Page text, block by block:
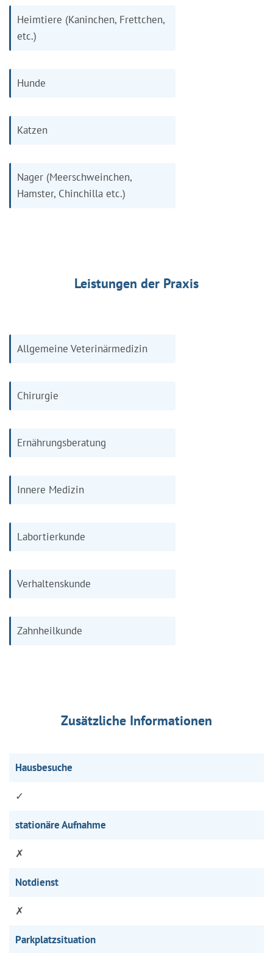
Heimtiere (Kaninchen, Frettchen,
etc.)
Hunde
Katzen
Nager (Meerschweinchen,
Hamster, Chinchilla etc.)
Leistungen der Praxis
Allgemeine Veterinärmedizin
Chirurgie
Ernährungsberatung
Innere Medizin
Labortierkunde
Verhaltenskunde
Zahnheilkunde
Zusätzliche Informationen
Hausbesuche
✓
stationäre Aufnahme
✗
Notdienst
✗
Parkplatzsituation